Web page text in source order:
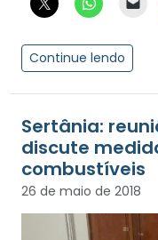
Continue lendo
Sertânia:
discute
combustíveis
26 de maio de 2018